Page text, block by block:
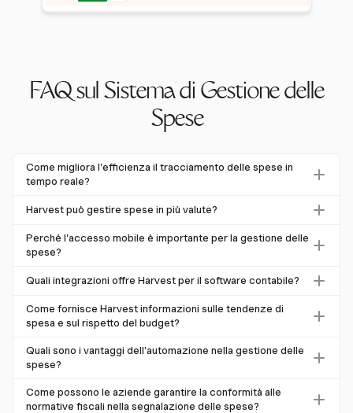
FAQ sul Sistema di Gestione delle
Spese
Come migliora l'efficienza il tracciamento delle spese in
tempo reale?
Il tracciamento delle spese in tempo reale consente alle
spese, riducendo gli errori e migliorando la supervisione
finanziaria. I sistemi automatizzati possono far risparmiare
Harvest può gestire spese in più valute?
Sì, Harvest supporta transazioni multi-valuta impostando
valute diverse a livello cliente. Questo è ideale per le
esegue conversioni automatiche di valuta.
Perché l'accesso mobile è importante per la gestione delle
spese?
L'accesso mobile è cruciale poiché consente ai dipendenti
ricevute smarrite e garantendo segnalazioni tempestive.
Entro il 2025, si prevede che il 75% delle aziende utilizzerà
app mobili per la segnalazione delle spese.
Quali integrazioni offre Harvest per il software contabile?
Harvest si integra con QuickBooks Online e Xero,
sincronizzando le fatture per semplificare la gestione
manuale dei dati e migliora l'accuratezza nei report
finanziari.
Come fornisce Harvest informazioni sulle tendenze di
spesa e sul rispetto del budget?
Harvest offre capacità di report dettagliati che consentono
alle aziende di analizzare le tendenze di spesa e
pianificazione strategica e nella responsabilità finanziaria.
Quali sono i vantaggi dell'automazione nella gestione delle
spese?
L'automazione della gestione delle spese riduce i costi di
elaborazione fino al 78%, diminuisce i tassi di errore e fa
Come possono le aziende garantire la conformità alle
normative fiscali nella segnalazione delle spese?